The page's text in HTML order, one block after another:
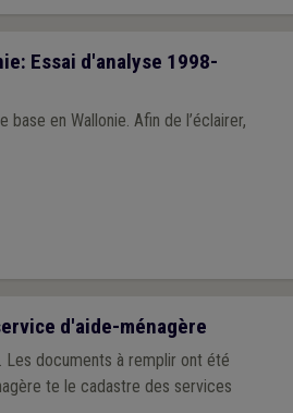
Essai d'analyse 1998-
en Wallonie. Afin de l’éclairer,
d'aide-ménagère
te le cadastre des services